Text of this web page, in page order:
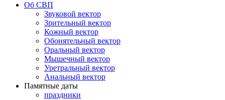
Об СВП
Звуковой вектор
Зрительный вектор
Кожный вектор
Обонятельный вектор
Оральный вектор
Мышечный вектор
Уретральный вектор
Анальный вектор
Памятные даты
праздники